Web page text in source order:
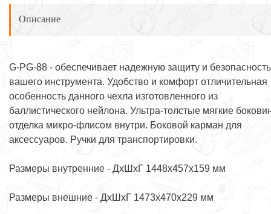
Описание
G-PG-88 - обеспечивает надежную защиту и
вашего инструмента. Удобство и комфорт отличительная
особенность данного чехла изготовленного из
баллистического нейлона. Ультра-толстые мягкие
отделка микро-флисом внутри. Боковой карман для
аксессуаров. Ручки для транспортировки.
Размеры внутренние - ДхШхГ 1448х457х159 мм
Размеры внешние - ДхШхГ 1473х470х229 мм